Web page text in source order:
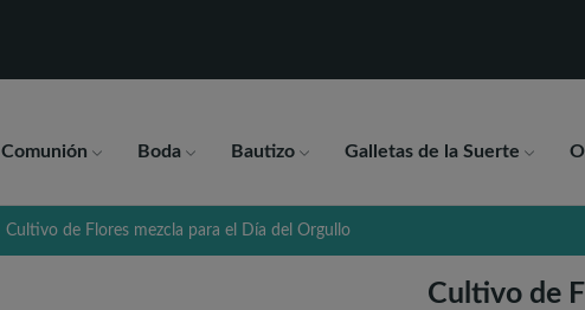
Comunión Boda Bautizo Galletas de la Suerte
Cultivo de Flores mezcla para el Día del Orgullo
Cultivo de